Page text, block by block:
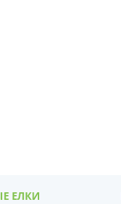
ЕЛКИ